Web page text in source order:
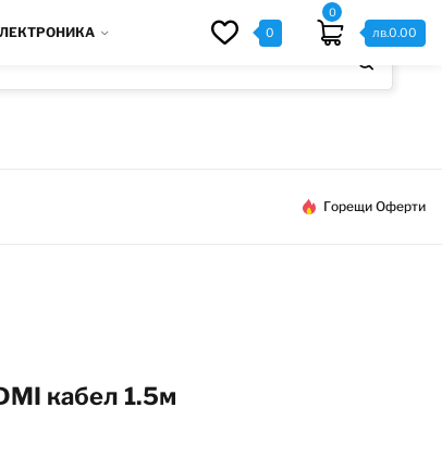
Горещи Оферти
0
0
лв.0.00
кабел 1.5м